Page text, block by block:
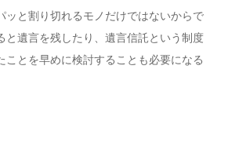
ッと割り切れるモノだけではないからで
と遺言を残したり、遺言信託という制度
ことを早めに検討することも必要になる